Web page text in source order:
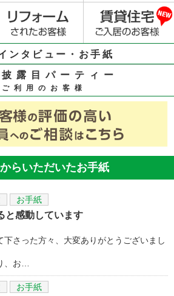
ンタビュー・お手紙
露目パーティー
ご利用のお客様
らいただいたお手紙
お手紙
と感動しています
下さった方々、大変ありがとうございまし
、お…
お手紙